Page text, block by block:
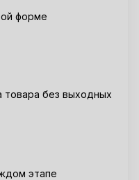
форме
товара без выходных
этапе